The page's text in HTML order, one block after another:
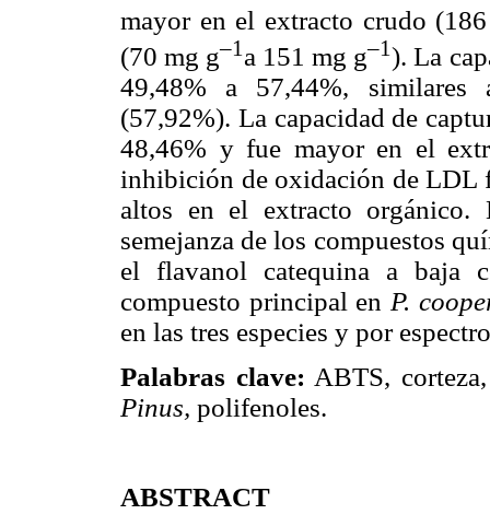
mayor en el extracto crudo
(70 mg g–1 a 151 mg g–1). La
49,48% a 57,44%, similares
(57,92%). La capacidad de
48,46% y fue mayor en el
inhibición de oxidación de LDL
altos en el extracto orgánico.
semejanza de los compuestos
el flavanol catequina a baja
compuesto principal en P.
en las tres especies y por
Palabras clave: ABTS,
Pinus, polifenoles.
ABSTRACT